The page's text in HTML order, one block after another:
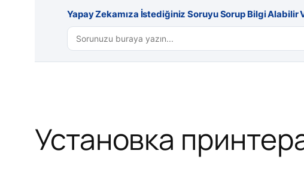
Yapay Zekamıza İstediğiniz Soruyu Sorup Bilgi Alabilir
Установка